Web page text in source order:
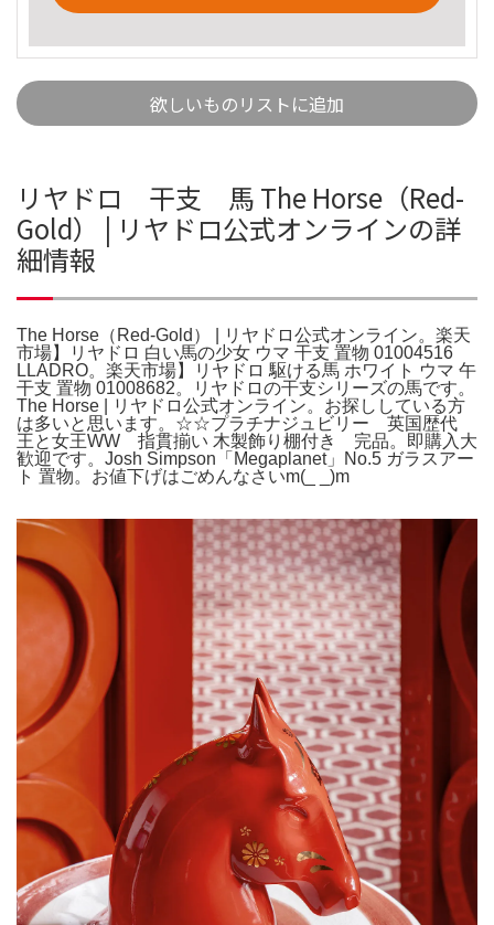
欲しいものリストに追加
リヤドロ 干支 馬 The Horse（Red-
Gold） | リヤドロ公式オンラインの詳
細情報
The Horse（Red-Gold） | リヤドロ公式オンライン。楽天
市場】リヤドロ 白い馬の少女 ウマ 干支 置物 01004516
LLADRO。楽天市場】リヤドロ 駆ける馬 ホワイト ウマ 午
干支 置物 01008682。リヤドロの干支シリーズの馬です。
The Horse | リヤドロ公式オンライン。お探ししている方
は多いと思います。☆☆プラチナジュビリー 英国歴代
王と女王WW 指貫揃い 木製飾り棚付き 完品。即購入大
歓迎です。Josh Simpson「Megaplanet」No.5 ガラスアー
ト 置物。お値下げはごめんなさいm(_ _)m